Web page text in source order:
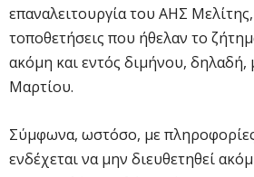
επαναλειτουργία του ΑΗΣ
τοποθετήσεις που ήθελαν το
ακόμη και εντός διμήνου, δηλαδή,
Μαρτίου.
Σύμφωνα, ωστόσο, με
ενδέχεται να μην διευθετηθεί